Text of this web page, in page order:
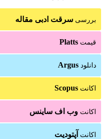
بررسی سرقت ادبی مقاله
قیمت Platts
دانلود Argus
اکانت Scopus
اکانت وب اف ساینس
اکانت آپتودیت